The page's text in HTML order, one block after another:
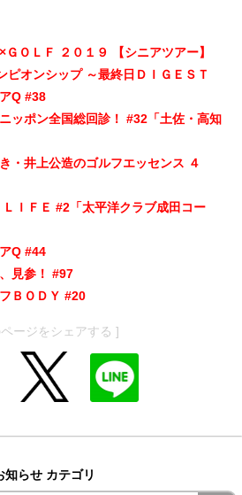
ＯＬＦ ２０１９ 【シニアツアー】
ピオンシップ ～最終日ＤＩＧＥＳＴ
Q #38
ポン全国総回診！ #32「土佐・高知
井上公造のゴルフエッセンス ４
ＩＦＥ #2「太平洋クラブ成田コー
Q #44
見参！ #97
ＢＯＤＹ #20
ージをシェアする ]
知らせ カテゴリ